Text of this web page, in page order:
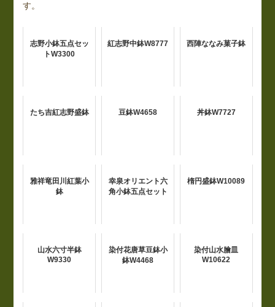
す。
志野小鉢五点セッ
トW3300
紅志野中鉢W8777 西陣ななみ菓子鉢
たち吉紅志野盛鉢 豆鉢W4658 丼鉢W7727
雅祥竜田川紅葉小
鉢
幸泉オリエント六
角小鉢五点セット
楕円盛鉢W10089
山水六寸半鉢
W9330
染付花唐草豆鉢小
鉢W4468
染付山水膾皿
W10622